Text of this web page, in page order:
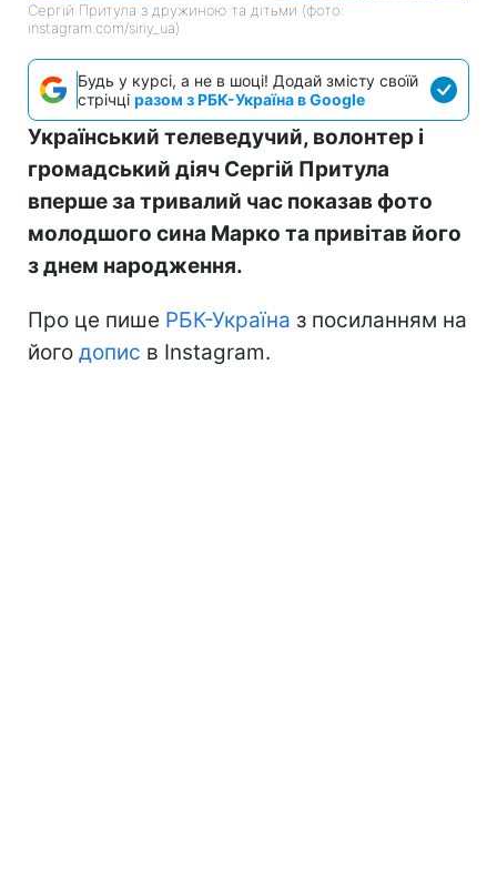
Сергій Притула з дружиною та дітьми (фото:
instagram.com/siriy_ua)
Будь у курсі, а не в шоці! Додай змісту своїй
стрічці разом з РБК-Україна в Google
Український телеведучий, волонтер і
громадський діяч Сергій Притула
вперше за тривалий час показав фото
молодшого сина Марко та привітав його
з днем народження.
Про це пише РБК-Україна з посиланням на
його допис в Instagram.